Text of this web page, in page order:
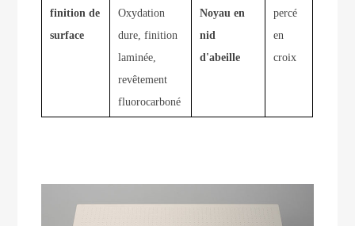
finition de
surface
Oxydation
dure, finition
laminée,
revêtement
fluorocarboné
Noyau en
nid
d'abeille
percé
en
croix